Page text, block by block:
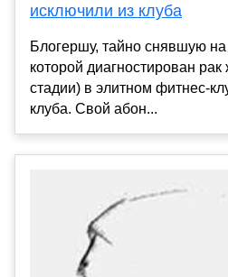
исключили из клуба
Блогершу, тайно снявшую
которой диагностирован рак
стадии) в элитном фитнес-
клуба. Свой абон...